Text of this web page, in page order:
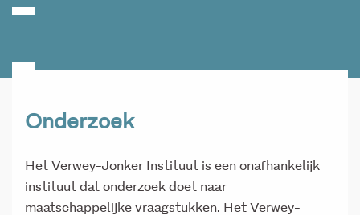
Onderzoek
Het Verwey-Jonker Instituut is een onafhankelijk
instituut dat onderzoek doet naar
maatschappelijke vraagstukken. Het Verwey-